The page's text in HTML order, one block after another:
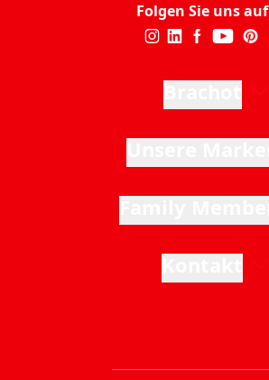
Folgen Sie uns auf